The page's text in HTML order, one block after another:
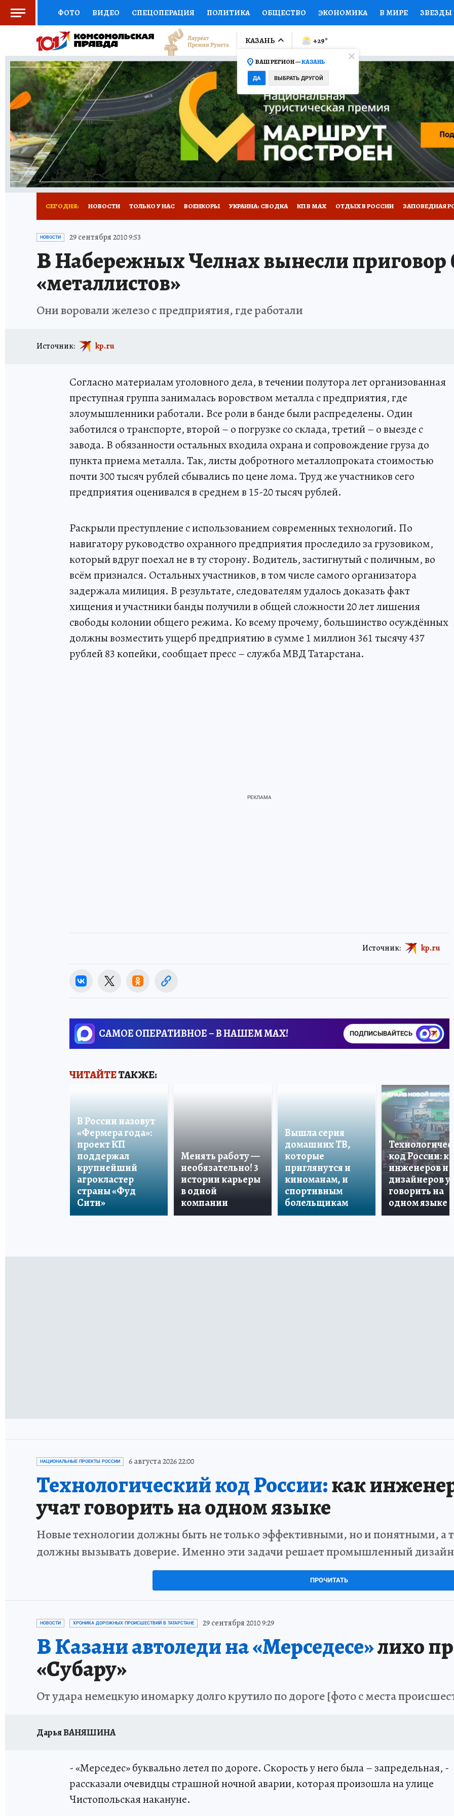
ФОТО ВИДЕО СПЕЦОПЕРАЦИЯ ПОЛИТИКА ОБЩЕСТВО ЭКОНОМИКА В МИРЕ ЗВЕЗДЫ
СОЦПОДДЕРЖКА НАУКА СПОРТ КОЛУМНИСТЫ ПРОИСШЕСТВИЯ НАЦИОНАЛЬНЫЕ
ВЫБОР ЭКСПЕРТОВ ДОКТОР ФИНАНСЫ ОТКРЫВАЕМ МИР Я ЗНАЮ СЕМЬЯ ЖЕНСКИЕ
КНИЖНАЯ ПОЛКА ПРОГНОЗЫ НА СПОРТ ПРОМОКОДЫ СЕРИАЛЫ СПЕЦПРОЕКТЫ
ПРЕСС-ЦЕНТР НЕДВИЖИМОСТЬ ТЕЛЕВИЗОР КОЛЛЕКЦИИ КОНКУРСЫ РАБОТА У НАС
РАДИО КП РЕКЛАМА ТЕСТЫ НОВОЕ НА САЙТЕ
КАЗАНЬ
ВАШ РЕГИОН —КАЗАНЬ
ДА ВЫБРАТЬ ДРУГОЙ
+29°
СЕГОДНЯ: НОВОСТИ ТОЛЬКО У НАС ВОЕНКОРЫ УКРАИНА: СВОДКА КП В МАХ ОТДЫХ В РОССИИ ЗАПОВЕДНАЯ
ТЕРРИТОРИЯ ДОБРА
НОВОСТИ 29 сентября 2010 9:53
В Набережных Челнах вынесли приговор
«металлистов»
Они воровали железо с предприятия, где работали
Источник: kp.ru
Согласно материалам уголовного дела, в течении полутора лет организованная
преступная группа занималась воровством металла с предприятия, где
злоумышленники работали. Все роли в банде были распределены. Один
заботился о транспорте, второй – о погрузке со склада, третий – о выезде с
завода. В обязанности остальных входила охрана и сопровождение груза до
пункта приема металла. Так, листы добротного металлопроката стоимостью
почти 300 тысяч рублей сбывались по цене лома. Труд же участников сего
предприятия оценивался в среднем в 15-20 тысяч рублей.
Раскрыли преступление с использованием современных технологий. По
навигатору руководство охранного предприятия проследило за грузовиком,
который вдруг поехал не в ту сторону. Водитель, застигнутый с поличным, во
всём признался. Остальных участников, в том числе самого организатора
задержала милиция. В результате, следователям удалось доказать факт
хищения и участники банды получили в общей сложности 20 лет лишения
свободы колонии общего режима. Ко всему прочему, большинство осуждённых
должны возместить ущерб предприятию в сумме 1 миллион 361 тысячу 437
рублей 83 копейки, сообщает пресс – служба МВД Татарстана.
Источник: kp.ru
САМОЕ ОПЕРАТИВНОЕ – В НАШЕМ MAX! ПОДПИСЫВАЙТЕСЬ
ЧИТАЙТЕТАКЖЕ:
В России назовут
«Фермера года»:
проект КП
поддержал
крупнейший
агрокластер
страны «Фуд
Сити»
Менять работу —
необязательно! 3
истории карьеры
в одной
компании
Вышла серия
домашних ТВ,
которые
приглянутся и
киноманам, и
спортивным
болельщикам
код России: как
инженеров и
дизайнеров
говорить на
одном языке
НАЦИОНАЛЬНЫЕ ПРОЕКТЫ РОССИИ 6 августа 2026 22:00
Технологический код России:как
учат говорить на одном языке
Новые технологии должны быть не только эффективными, но и понятными, а
должны вызывать доверие. Именно эти задачи решает промышленный дизайн
ПРОЧИТАТЬ
НОВОСТИ ХРОНИКА ДОРОЖНЫХ ПРОИСШЕСТВИЙ В ТАТАРСТАНЕ 29 сентября 2010 9:29
В Казани автоледи на «Мерседесе»лихо
«Субару»
От удара немецкую иномарку долго крутило по дороге [фото с места
Дарья ВАНЯШИНА
- «Мерседес» буквально летел по дороге. Скорость у него была – запредельная, -
рассказали очевидцы страшной ночной аварии, которая произошла на улице
Чистопольская накануне.